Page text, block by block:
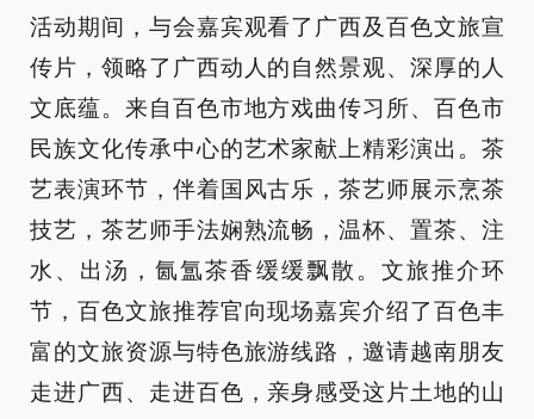
活动期间，与会嘉宾观看了广西及百色文旅宣
传片，领略了广西动人的自然景观、深厚的人
文底蕴。来自百色市地方戏曲传习所、百色市
民族文化传承中心的艺术家献上精彩演出。茶
艺表演环节，伴着国风古乐，茶艺师展示烹茶
技艺，茶艺师手法娴熟流畅，温杯、置茶、注
水、出汤，氤氲茶香缓缓飘散。文旅推介环
节，百色文旅推荐官向现场嘉宾介绍了百色丰
富的文旅资源与特色旅游线路，邀请越南朋友
走进广西、走进百色，亲身感受这片土地的山